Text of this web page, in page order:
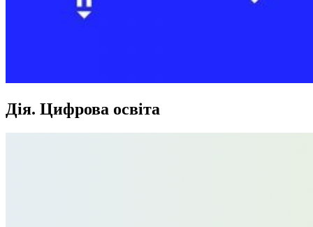
Дія. Цифрова освіта